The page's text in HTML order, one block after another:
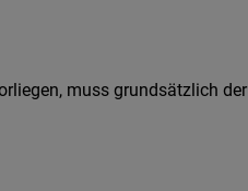
muss grundsätzlich der